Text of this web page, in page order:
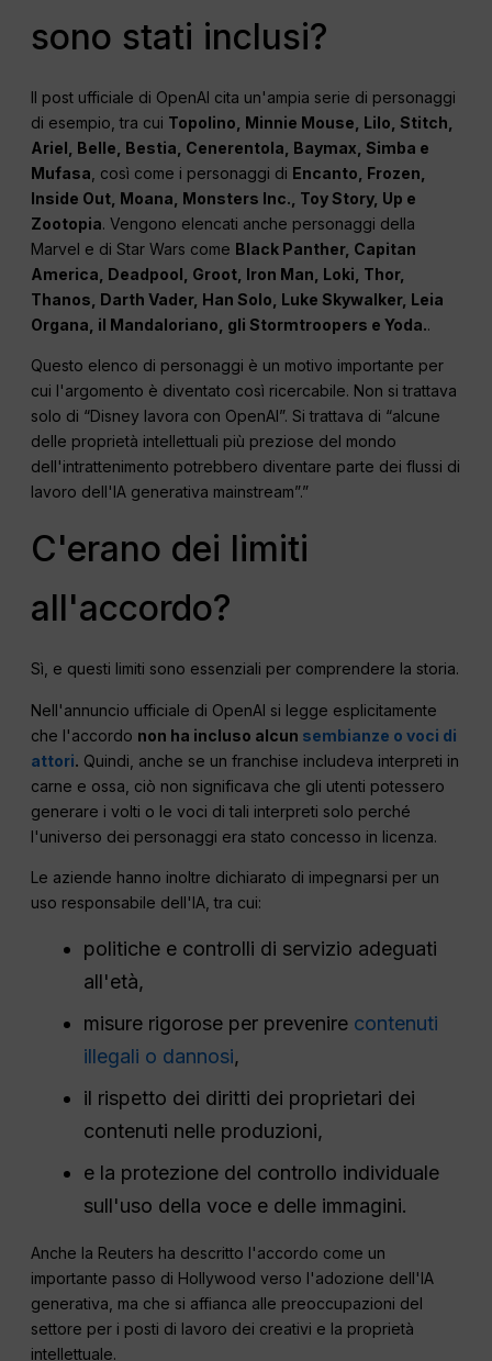
sono stati inclusi?
Il post ufficiale di OpenAI cita un'ampia serie di personaggi
di esempio, tra cui Topolino, Minnie Mouse, Lilo, Stitch,
Ariel, Belle, Bestia, Cenerentola, Baymax, Simba e
Mufasa , così come i personaggi di Encanto, Frozen,
Inside Out, Moana, Monsters Inc., Toy Story, Up e
Zootopia. Vengono elencati anche personaggi della
Marvel e di Star Wars come Black Panther, Capitan
America, Deadpool, Groot, Iron Man, Loki, Thor,
Thanos, Darth Vader, Han Solo, Luke Skywalker, Leia
Organa, il Mandaloriano, gli Stormtroopers e Yoda..
Questo elenco di personaggi è un motivo importante per
cui l'argomento è diventato così ricercabile. Non si trattava
solo di “Disney lavora con OpenAI”. Si trattava di “alcune
delle proprietà intellettuali più preziose del mondo
dell'intrattenimento potrebbero diventare parte dei flussi di
lavoro dell'IA generativa mainstream”.”
C'erano dei limiti
all'accordo?
Sì, e questi limiti sono essenziali per comprendere la storia.
Nell'annuncio ufficiale di OpenAI si legge esplicitamente
che l'accordo non ha incluso alcun sembianze o voci di
attori. Quindi, anche se un franchise includeva interpreti in
carne e ossa, ciò non significava che gli utenti potessero
generare i volti o le voci di tali interpreti solo perché
l'universo dei personaggi era stato concesso in licenza.
Le aziende hanno inoltre dichiarato di impegnarsi per un
uso responsabile dell'IA, tra cui:
politiche e controlli di servizio adeguati
all'età,
misure rigorose per prevenire contenuti
illegali o dannosi,
il rispetto dei diritti dei proprietari dei
contenuti nelle produzioni,
e la protezione del controllo individuale
sull'uso della voce e delle immagini.
Anche la Reuters ha descritto l'accordo come un
importante passo di Hollywood verso l'adozione dell'IA
generativa, ma che si affianca alle preoccupazioni del
settore per i posti di lavoro dei creativi e la proprietà
intellettuale.